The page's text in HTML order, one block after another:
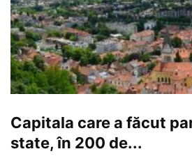
Capitala care a făcut
state, în 200 de...